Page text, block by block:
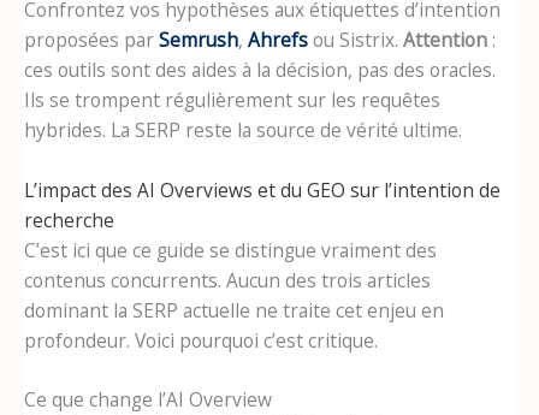
Confrontez vos hypothèses aux étiquettes d’intention
proposées parSemrush, Ahrefsou Sistrix. Attention :
ces outils sont des aides à la décision, pas des oracles.
Ils se trompent régulièrement sur les requêtes
hybrides. La SERP reste la source de vérité ultime.
L’impact des AI Overviews et du GEO sur l’intention de
recherche
C’est ici que ce guide se distingue vraiment des
contenus concurrents. Aucun des trois articles
dominant la SERP actuelle ne traite cet enjeu en
profondeur. Voici pourquoi c’est critique.
Ce que change l’AI Overview